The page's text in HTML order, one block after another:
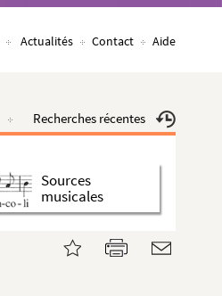
Actualités Contact Aide
Recherches récentes
Sources
musicales